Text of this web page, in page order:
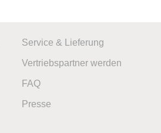
Service & Lieferung
Vertriebspartner werden
FAQ
Presse